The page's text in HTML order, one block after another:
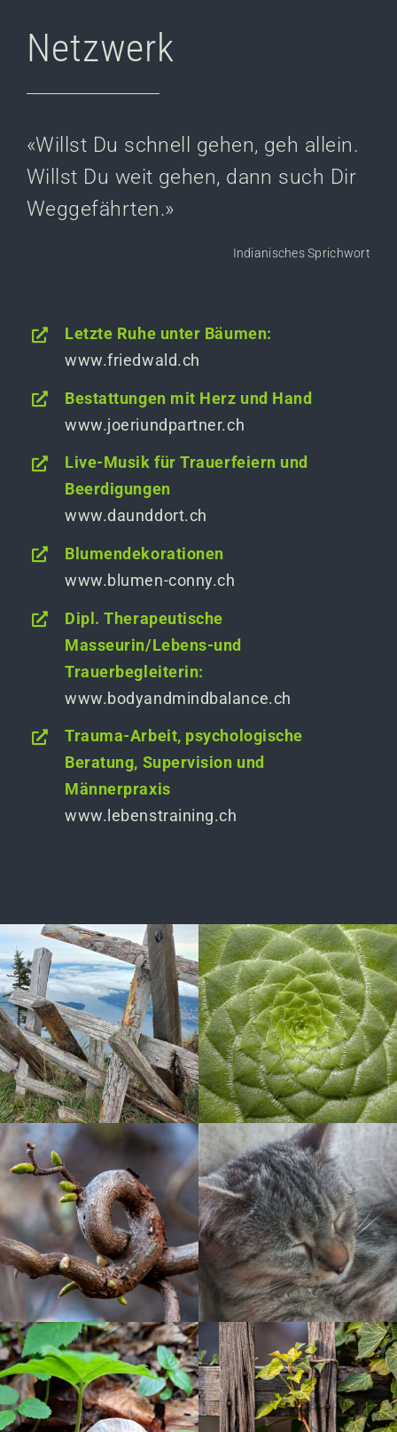
Kontakt
Netzwerk
«Willst Du schnell gehen, geh allein.
Willst Du weit gehen, dann such Dir
Weggefährten.»
Indianisches Sprichwort
Letzte Ruhe unter Bäumen:
www.friedwald.ch
Bestattungen mit Herz und Hand
www.joeriundpartner.ch
Live-Musik für Trauerfeiern und
Beerdigungen
www.daunddort.ch
Blumendekorationen
www.blumen-conny.ch
Dipl. Therapeutische
Masseurin/Lebens-und
Trauerbegleiterin:
www.bodyandmindbalance.ch
Trauma-Arbeit, psychologische
Beratung, Supervision und
Männerpraxis
www.lebenstraining.ch